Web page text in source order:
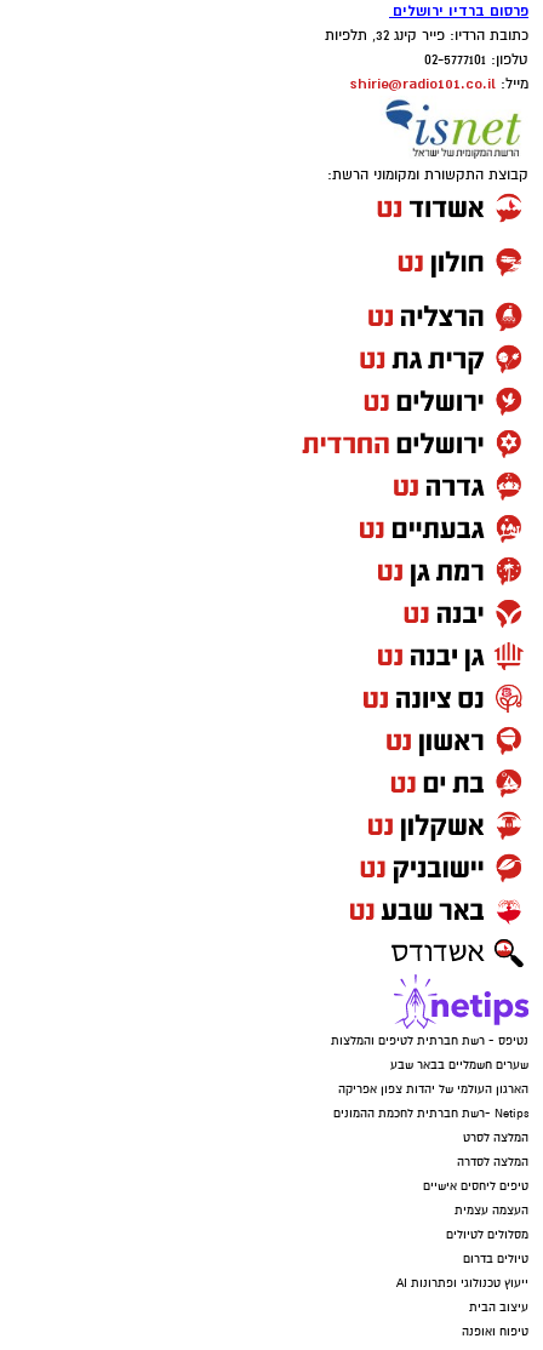
פרסום ברדיו ירושלים
כתובת הרדיו: פייר קינג 32, תלפיות
טלפון: 02-5777101
מייל: shirie@radio101.co.il
קבוצת התקשורת ומקומוני הרשת:
נטיפס - רשת חברתית לטיפים והמלצות
שערים חשמליים בבאר שבע
הארגון העולמי של יהדות צפון אפריקה
Netips -רשת חברתית לחכמת ההמונים
המלצה לסרט
המלצה לסדרה
טיפים ליחסים אישיים
העצמה עצמית
מסלולים לטיולים
טיולים בדרום
ייעוץ טכנולוגי ופתרונות AI
עיצוב הבית
טיפוח ואופנה